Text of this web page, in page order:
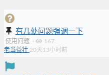
有几处问题强调一下
使用问题 ·
167
老当益壮 20天13小时前